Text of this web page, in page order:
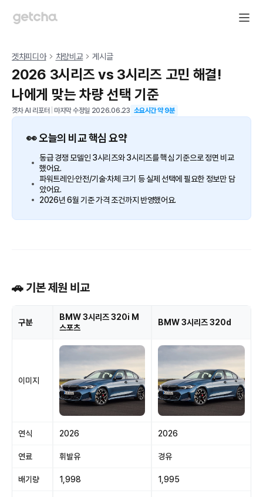
겟차피디아 차량비교 게시글
2026 3시리즈 vs 3시리즈 고민 해결!
나에게 맞는 차량 선택 기준
겟차 AI 리포터 마지막 수정일 2026.06.23 소요시간 약9분
👀 오늘의 비교 핵심 요약
동급 경쟁 모델인 3시리즈와 3시리즈를 핵심 기준으로 정면 비교
했어요.
파워트레인·안전/기술·차체 크기 등 실제 선택에 필요한 정보만 담
았어요.
2026년 6월 기준 가격 조건까지 반영했어요.
🚗 기본 제원 비교
구분
BMW 3시리즈 320i M
스포츠
BMW 3시리즈 320d
이미지
연식 2026 2026
연료 휘발유 경유
배기량 1,998 1,995